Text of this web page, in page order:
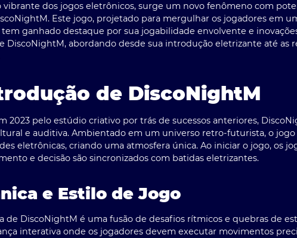
vibrante dos jogos eletrônicos, surge um novo fenômeno com
. Este jogo, projetado para mergulhar os jogadores em
ganhado destaque por sua jogabilidade envolvente e
DiscoNightM, abordando desde sua introdução eletrizante até as
de DiscoNightM
2023 pelo estúdio criativo por trás de sucessos anteriores,
e auditiva. Ambientado em um universo retro-futurista, o
eletrônicas, criando uma atmosfera única. Ao iniciar o jogo, os
e decisão são sincronizados com batidas eletrizantes.
e Estilo de Jogo
de DiscoNightM é uma fusão de desafios rítmicos e quebras de
interativa onde os jogadores devem executar movimentos